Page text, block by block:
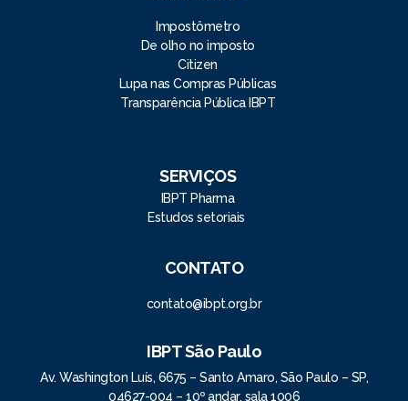
Impostômetro
De olho no imposto
Citizen
Lupa nas Compras Públicas
Transparência Pública IBPT
SERVIÇOS
IBPT Pharma
Estudos setoriais
CONTATO
contato@ibpt.org.br
IBPT São Paulo
Av. Washington Luís, 6675 – Santo Amaro, São Paulo – SP,
04627-004 – 10º andar, sala 1006